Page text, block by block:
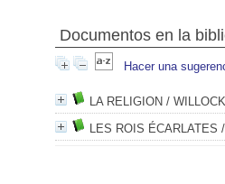
Documentos en la
Hacer una
LA RELIGION /
LES ROIS ÉCARLATES